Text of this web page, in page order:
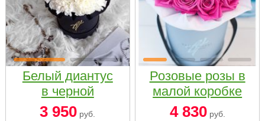
Белый диантус
в черной
коробке Small
3 950 руб.
Розовые розы в
малой коробке
4 830руб.